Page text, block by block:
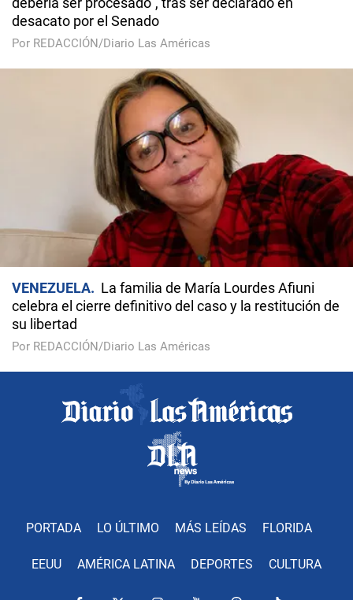
desacato por el Senado
Por REDACCIÓN/Diario Las Américas
VENEZUELA
La familia de María Lourdes Afiuni
celebra el cierre definitivo del caso y la restitución de
su libertad
Por REDACCIÓN/Diario Las Américas
PORTADA LO ÚLTIMO MÁS LEÍDAS FLORIDA
EEUU AMÉRICA LATINA DEPORTES CULTURA